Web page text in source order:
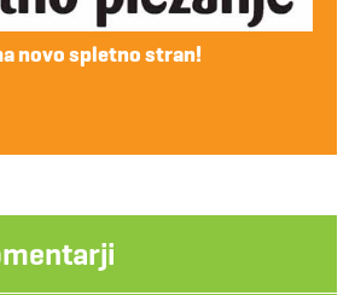
novo spletno stran!